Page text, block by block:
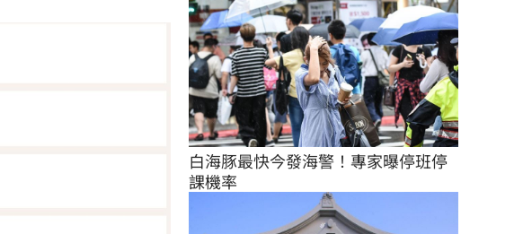
白海豚最快今發海警！專家曝停班停
課機率